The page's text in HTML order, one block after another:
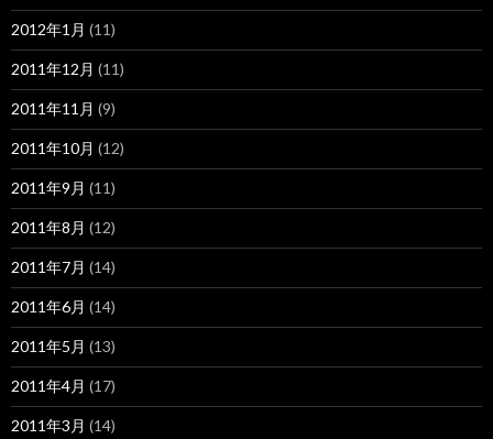
2012年1月 (11)
2011年12月 (11)
2011年11月 (9)
2011年10月 (12)
2011年9月 (11)
2011年8月 (12)
2011年7月 (14)
2011年6月 (14)
2011年5月 (13)
2011年4月 (17)
2011年3月 (14)